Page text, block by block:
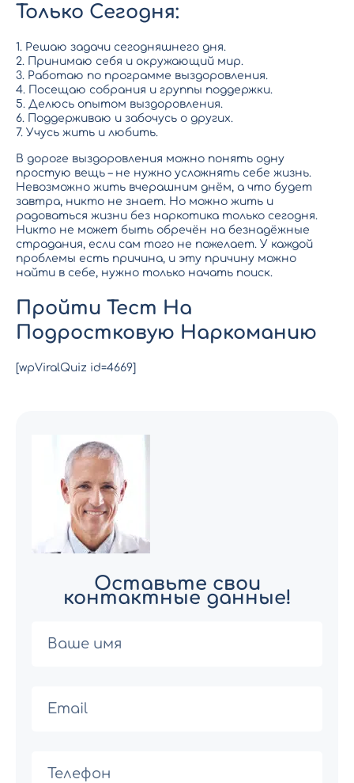
Только Сегодня:
1. Решаю задачи сегодняшнего дня.
2. Принимаю себя и окружающий мир.
3. Работаю по программе выздоровления.
4. Посещаю собрания и группы поддержки.
5. Делюсь опытом выздоровления.
6. Поддерживаю и забочусь о других.
7. Учусь жить и любить.
В дороге выздоровления можно понять одну
простую вещь – не нужно усложнять себе жизнь.
Невозможно жить вчерашним днём, а что будет
завтра, никто не знает. Но можно жить и
радоваться жизни без наркотика только сегодня.
Никто не может быть обречён на безнадёжные
страдания, если сам того не пожелает. У каждой
проблемы есть причина, и эту причину можно
найти в себе, нужно только начать поиск.
Пройти Тест На
Подростковую Наркоманию
[wpViralQuiz id=4669]
Оставьте свои
контактные данные!